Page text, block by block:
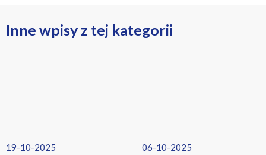
Inne wpisy z tej kategorii
19-10-2025 06-10-2025